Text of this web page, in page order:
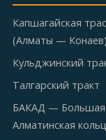
Капшагайская
(Алматы — Конаев)
Кульджинский
Талгарский тракт
БАКАД — Большая
Алматинская